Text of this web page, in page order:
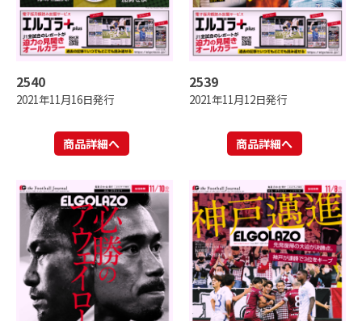
2540
2021年11月16日発行
商品詳細へ
2539
2021年11月12日発行
商品詳細へ